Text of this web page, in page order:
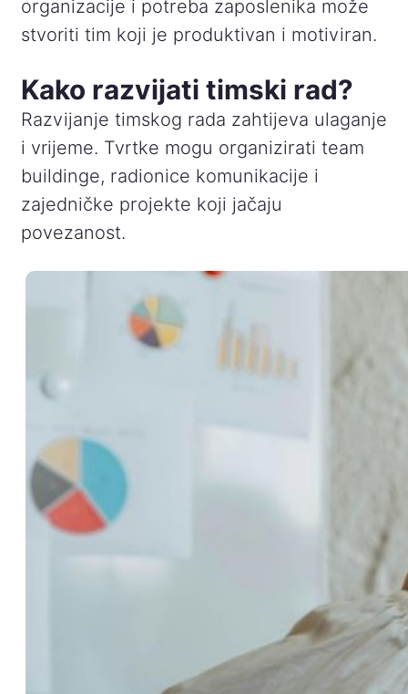
organizacije i potreba zaposlenika može
stvoriti tim koji je produktivan i motiviran.
Kako razvijati timski rad?
Razvijanje timskog rada zahtijeva ulaganje
i vrijeme. Tvrtke mogu organizirati team
buildinge, radionice komunikacije i
zajedničke projekte koji jačaju
povezanost.